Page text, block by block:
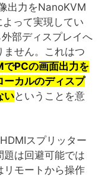
出力をNanoKVM
って実現してい
部ディスプレイへ
せん。これはつ
PCの画面出力を
ーカルのディスプ
いということを意
スプリッター
は回避可能では
リモートから操作